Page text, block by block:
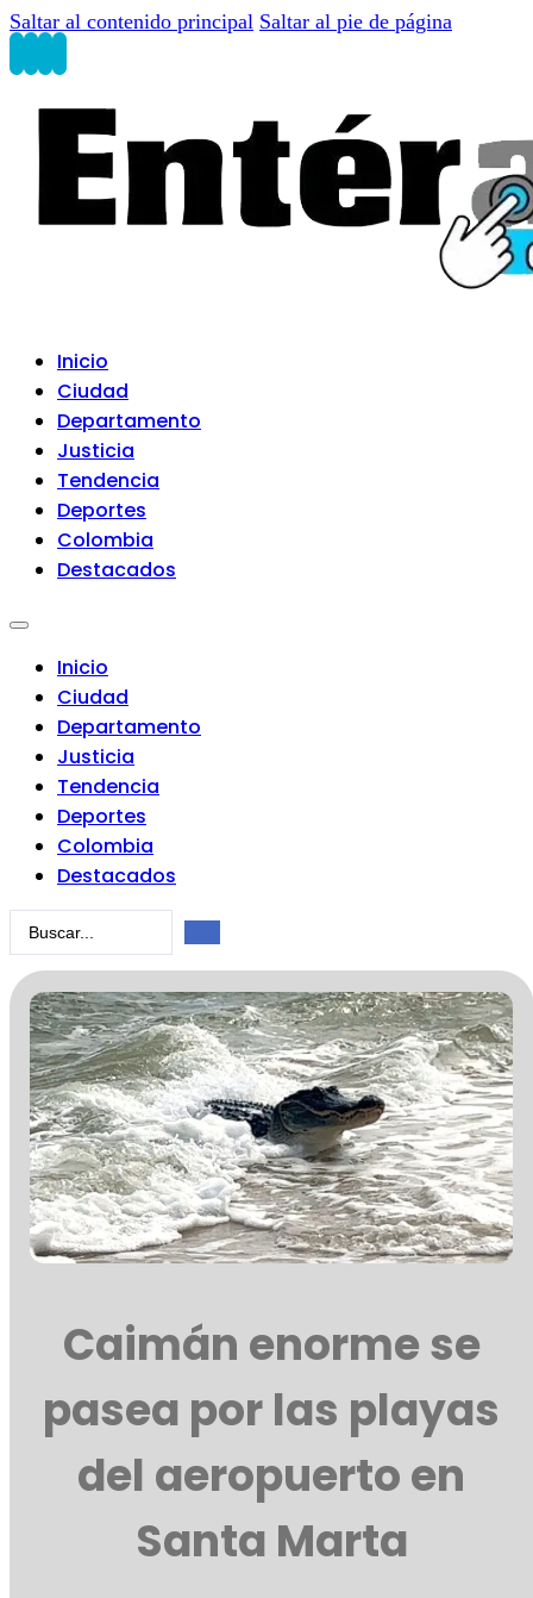
Saltar al contenido principal Saltar al pie de página
Inicio
Ciudad
Departamento
Justicia
Tendencia
Deportes
Colombia
Destacados
Inicio
Ciudad
Departamento
Justicia
Tendencia
Deportes
Colombia
Destacados
Search
Caimán enorme se
pasea por las playas
del aeropuerto en
Santa Marta